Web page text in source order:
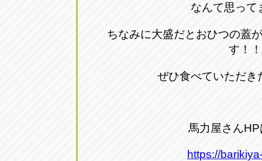
なんて思って
ちなみに大盛だとおひつの蓋
す！！
ぜひ食べていただき
馬力屋さん
https://